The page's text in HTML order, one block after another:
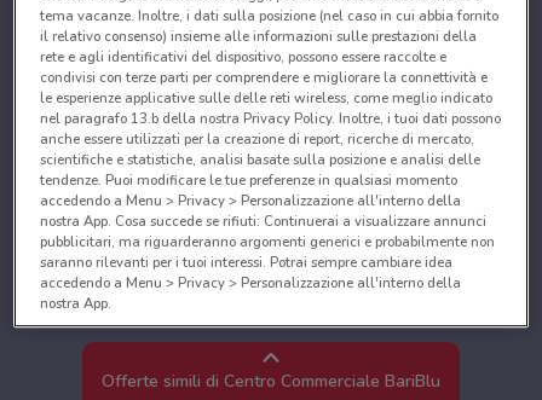
Offerte simili di Centro Commerciale BariBlu
tema vacanze. Inoltre, i dati sulla posizione (nel caso in cui abbia fornito
il relativo consenso) insieme alle informazioni sulle prestazioni della
rete e agli identificativi del dispositivo, possono essere raccolte e
condivisi con terze parti per comprendere e migliorare la connettività e
le esperienze applicative sulle delle reti wireless, come meglio indicato
nel paragrafo 13.b della nostra Privacy Policy. Inoltre, i tuoi dati possono
anche essere utilizzati per la creazione di report, ricerche di mercato,
scientifiche e statistiche, analisi basate sulla posizione e analisi delle
tendenze. Puoi modificare le tue preferenze in qualsiasi momento
accedendo a Menu > Privacy > Personalizzazione all'interno della
nostra App. Cosa succede se rifiuti: Continuerai a visualizzare annunci
pubblicitari, ma riguarderanno argomenti generici e probabilmente non
saranno rilevanti per i tuoi interessi. Potrai sempre cambiare idea
accedendo a Menu > Privacy > Personalizzazione all'interno della
nostra App.
Noi e i nostri partner trattiamo i dati per fornire:
Utilizzare dati di geolocalizzazione precisi. Scansione attiva delle
caratteristiche del dispositivo ai fini dell’identificazione. Archiviare